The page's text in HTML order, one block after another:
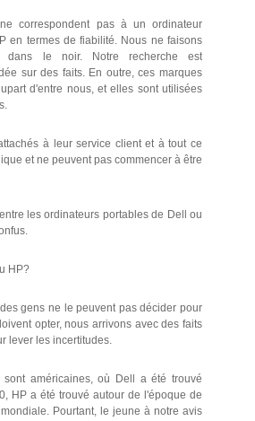
correspondent pas à un ordinateur
en termes de fiabilité. Nous ne faisons
dans le noir. Notre recherche est
sur des faits. En outre, ces marques
d'entre nous, et elles sont utilisées
à leur service client et à tout ce
et ne peuvent pas commencer à être
les ordinateurs portables de Dell ou
HP?
gens ne le peuvent pas décider pour
opter, nous arrivons avec des faits
lever les incertitudes.
sont américaines, où Dell a été trouvé
HP a été trouvé autour de l'époque de
Pourtant, le jeune à notre avis